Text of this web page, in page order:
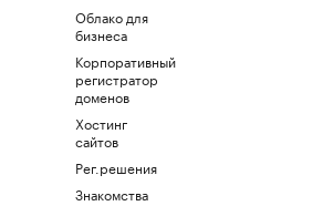
Облако для
бизнеса
Корпоративный
регистратор
доменов
Хостинг
сайтов
Рег.решения
Знакомства